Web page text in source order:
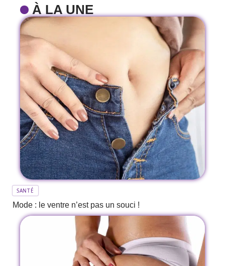
À LA UNE
SANTÉ
Mode : le ventre n’est pas un souci !